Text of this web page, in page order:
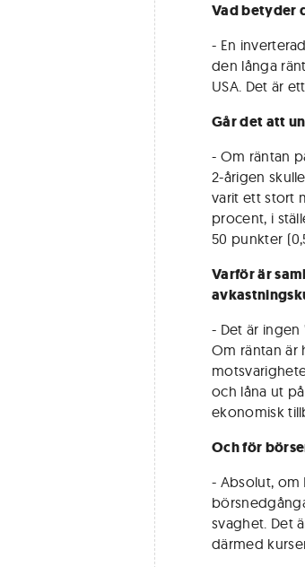
Vad betyder
- En
den långa
USA. Det är
Går det att
- Om räntan
2-årigen
varit ett stort
procent, i
50 punkter
Varför är
- Det är
Om räntan är
och låna ut
ekonomisk
Och för
- Absolut, om
svaghet. Det
därmed